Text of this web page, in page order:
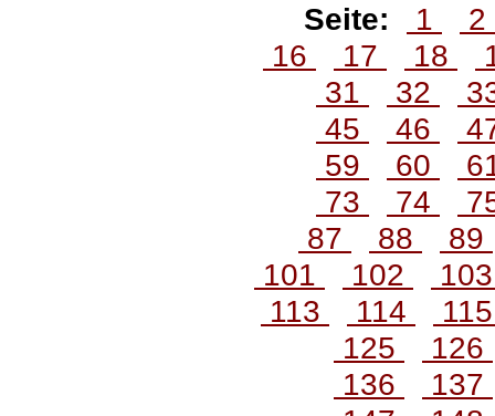
Seite: 1
2
16
17 18
31
32
45
46
59
60
73
74
87
88
89
101
102
113
114
125
126
136
137